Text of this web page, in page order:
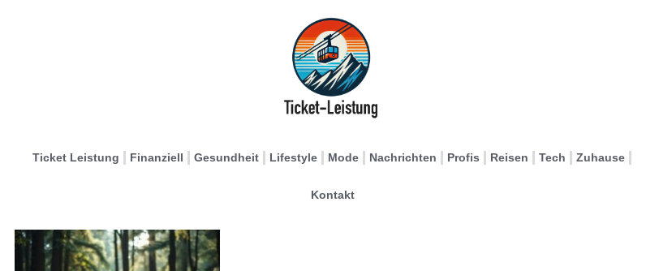
Ticket Leistung Finanziell Gesundheit Lifestyle Mode Nachrichten Profis Reisen Tech Zuhause
Kontakt